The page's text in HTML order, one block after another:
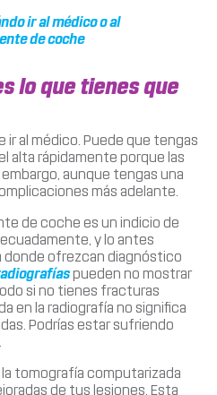
ir al médico o al
de coche
lo que tienes que
ir al médico. Puede que tengas
alta rápidamente porque las
aunque tengas una
más adelante.
de coche es un indicio de
y lo antes
donde ofrezcan diagnóstico
pueden no mostrar
si no tienes fracturas
en la radiografía no significa
Podrías estar sufriendo
.
tomografía computarizada
de tus lesiones. Esta